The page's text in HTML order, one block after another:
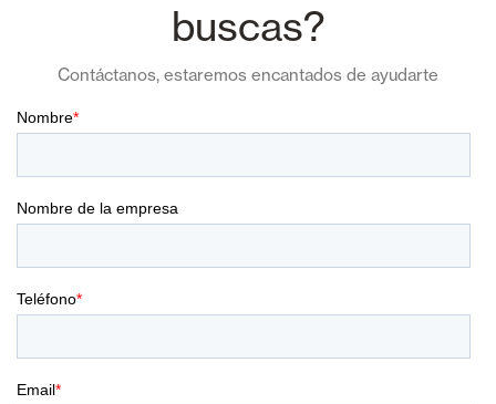
buscas?
Contáctanos, estaremos encantados de ayudarte